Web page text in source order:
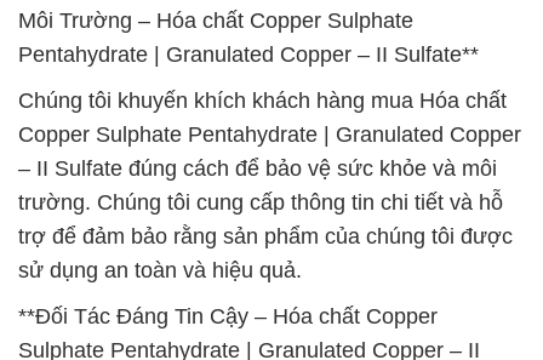
Môi Trường – Hóa chất Copper Sulphate
Pentahydrate | Granulated Copper – II Sulfate**
Chúng tôi khuyến khích khách hàng mua Hóa chất
Copper Sulphate Pentahydrate | Granulated Copper
– II Sulfate đúng cách để bảo vệ sức khỏe và môi
trường. Chúng tôi cung cấp thông tin chi tiết và hỗ
trợ để đảm bảo rằng sản phẩm của chúng tôi được
sử dụng an toàn và hiệu quả.
**Đối Tác Đáng Tin Cậy – Hóa chất Copper
Sulphate Pentahydrate | Granulated Copper – II